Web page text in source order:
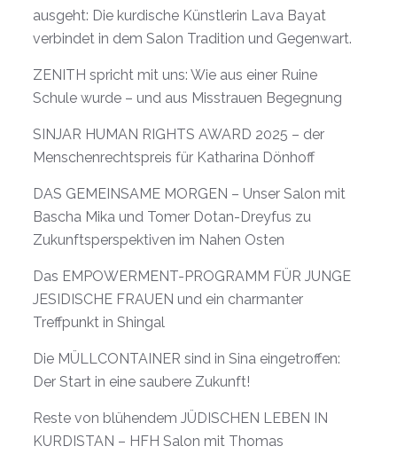
ausgeht: Die kurdische Künstlerin Lava Bayat
verbindet in dem Salon Tradition und Gegenwart.
ZENITH spricht mit uns: Wie aus einer Ruine
Schule wurde – und aus Misstrauen Begegnung
SINJAR HUMAN RIGHTS AWARD 2025 – der
Menschenrechtspreis für Katharina Dönhoff
DAS GEMEINSAME MORGEN – Unser Salon mit
Bascha Mika und Tomer Dotan-Dreyfus zu
Zukunftsperspektiven im Nahen Osten
Das EMPOWERMENT-PROGRAMM FÜR JUNGE
JESIDISCHE FRAUEN und ein charmanter
Treffpunkt in Shingal
Die MÜLLCONTAINER sind in Sina eingetroffen:
Der Start in eine saubere Zukunft!
Reste von blühendem JÜDISCHEN LEBEN IN
KURDISTAN – HFH Salon mit Thomas